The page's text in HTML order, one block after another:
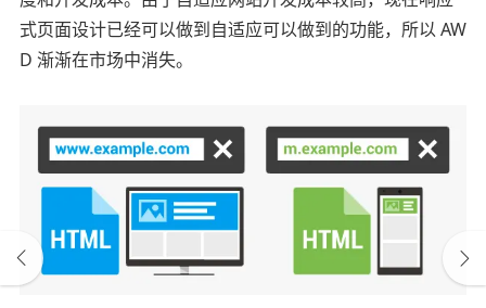
式页面设计已经可以做到自适应可以做到的功能，所以 AW
D 渐渐在市场中消失。